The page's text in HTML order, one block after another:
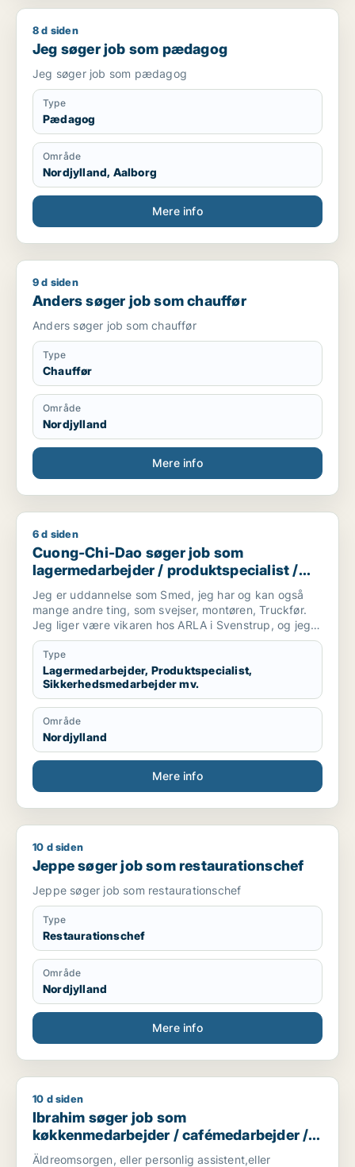
Jeg søger job som pædagog
8 d siden
Jeg søger job som pædagog
Jeg søger job som pædagog
Type
Pædagog
Område
Nordjylland, Aalborg
Mere info
Anders søger job som chauffør
9 d siden
Anders søger job som chauffør
Anders søger job som chauffør
Type
Chauffør
Område
Nordjylland
Mere info
Cuong-Chi-Dao søger job som lagermedarbejder /
6 d siden
Cuong-Chi-Dao søger job som
lagermedarbejder / produktspecialist /
sikkerhedsmedarbejder / smed /
logistikmedarbejder
Jeg er uddannelse som Smed, jeg har og kan også
mange andre ting, som svejser, montøren, Truckfør.
Jeg liger være vikaren hos ARLA i Svenstrup, og jeg
kan beviser at jeg er gode medarbejder......
Type
Lagermedarbejder, Produktspecialist,
Sikkerhedsmedarbejder mv.
Område
Nordjylland
Mere info
Jeppe søger job som restaurationschef
10 d siden
Jeppe søger job som restaurationschef
Jeppe søger job som restaurationschef
Type
Restaurationschef
Område
Nordjylland
Mere info
Ibrahim søger job som køkkenmedarbejder /
10 d siden
Ibrahim søger job som
køkkenmedarbejder / cafémedarbejder /
hotelmedarbejder
Äldreomsorgen, eller personlig assistent,eller